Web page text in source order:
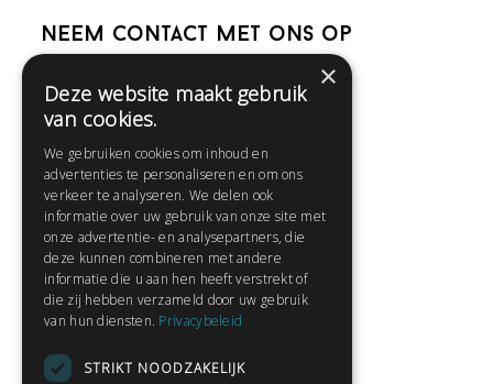
Neem contact met ons op
Help
Contact
Huisregels
Snel naar:
Gratis aanmelden
Privacybeleid
×
Deze website maakt gebruik
van cookies.
We gebruiken cookies om inhoud en
advertenties te personaliseren en om ons
verkeer te analyseren. We delen ook
informatie over uw gebruik van onze site met
onze advertentie- en analysepartners, die
deze kunnen combineren met andere
informatie die u aan hen heeft verstrekt of
die zij hebben verzameld door uw gebruik
van hun diensten. Privacybeleid
STRIKT NOODZAKELIJK